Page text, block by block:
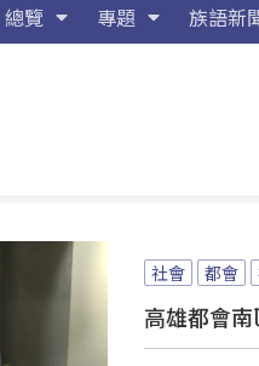
總覽 專題 族語新
社會 都會
高雄都會